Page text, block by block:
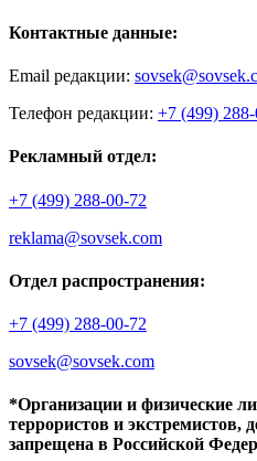
Контактные данные:
Email редакции:
Телефон редакции: +7 (499)
Рекламный отдел:
+7 (499) 288-00-72
reklama@sovsek.com
Отдел распространения:
+7 (499) 288-00-72
sovsek@sovsek.com
*Организации и физические
террористов и экстремистов,
запрещена в Российской